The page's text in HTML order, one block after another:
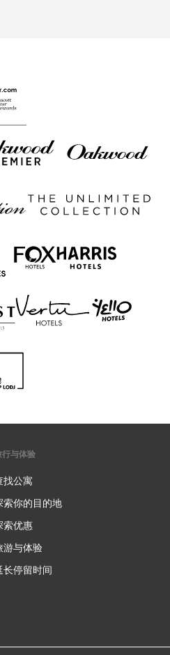
行与体验
找公寓
索你的目的地
索优惠
游与体验
长停留时间